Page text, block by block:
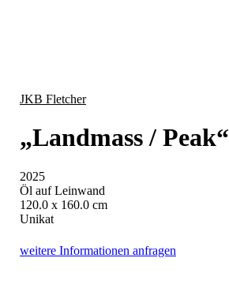
JKB Fletcher
„Landmass / Peak“
2025
Öl auf Leinwand
120.0 x 160.0 cm
Unikat
weitere Informationen anfragen